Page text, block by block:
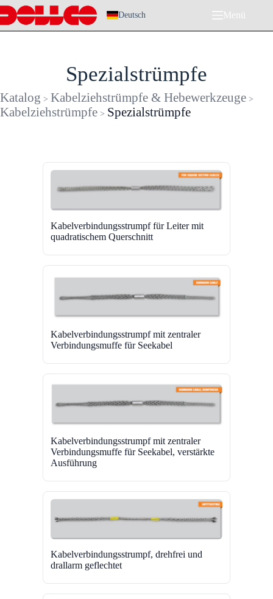
Zum
Inhalt
springen
Deutsch Menü
Spezialstrümpfe
Katalog > Kabelziehstrümpfe & Hebewerkzeuge >
Kabelziehstrümpfe > Spezialstrümpfe
Kabelverbindungsstrumpf für Leiter mit
quadratischem Querschnitt
Kabelverbindungsstrumpf mit zentraler
Verbindungsmuffe für Seekabel
Kabelverbindungsstrumpf mit zentraler
Verbindungsmuffe für Seekabel, verstärkte
Ausführung
Kabelverbindungsstrumpf, drehfrei und
drallarm geflechtet